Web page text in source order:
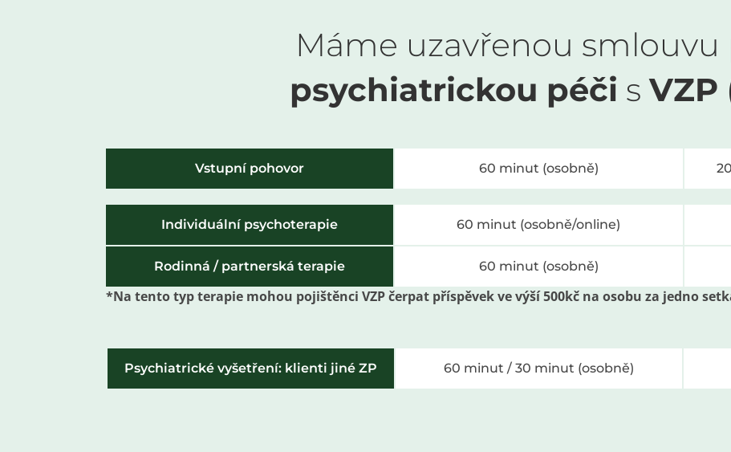
Máme uzavřenou smlouvu
psychiatrickou péči sVZP
Vstupní pohovor 60 minut (osobně)
Individuální psychoterapie 60 minut (osobně/online)
Rodinná / partnerská terapie 60 minut (osobně)
*Na tento typ terapie mohou pojištěnci VZP čerpat příspěvek ve výší 500kč na osobu za jedno
Psychiatrické vyšetření: klienti jiné ZP 60 minut / 30 minut (osobně)